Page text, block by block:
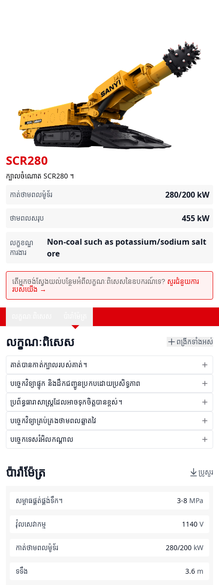
SCR280
ក្បាលចំណោត SCR280 ។
កាត់ថាមពលម៉ូទ័រ
280/200 kW
ថាមពលសរុប 455 kW
លក្ខខណ្ឌ
ការងារ
Non-coal such as potassium/sodium salt
ore
តើអ្នកចង់ស្វែងយល់បន្ថែមអំពីលក្ខណៈពិសេសនៃឧបករណ៍ទេ? សួរជំនួយការ
របស់យើង →
លក្ខណៈពិសេស ពង្រីកទាំងអស់
គាត់បានកាត់ក្បាលរបស់គាត់។
បច្ចេកវិទ្យាផ្ទុក និងដឹកជញ្ជូនប្រកបដោយប្រសិទ្ធភាព
ប្រព័ន្ធធារាសាស្រ្តដែលអាចទុកចិត្តបានខ្ពស់។
បច្ចេកវិទ្យាគ្រប់គ្រងថាមពលឆ្លាតវៃ
បច្ចេកទេសរំអិលកណ្តាល
ប៉ារ៉ាម៉ែត្រ ប្រូសួរ
សម្ពាធផ្គត់ផ្គង់ទឹក។ 3-8 MPa
វ៉ុលសេវាកម្ម 1140 V
កាត់ថាមពលម៉ូទ័រ 280/200 kW
ទទឹង 3.6 m